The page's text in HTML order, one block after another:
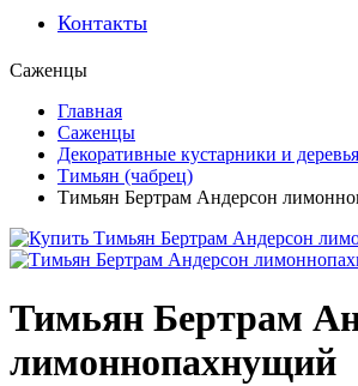
Контакты
Саженцы
Главная
Саженцы
Декоративные кустарники и деревья
Тимьян (чабрец)
Тимьян Бертрам Андерсон
Тимьян Бертрам
лимоннопахнущий